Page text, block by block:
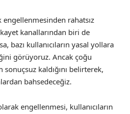
engellenmesinden rahatsız
kanallarından biri de
bazı kullanıcıların yasal yollara
görüyoruz. Ancak çoğu
kaldığını belirterek,
bahsedeceğiz.
engellenmesi, kullanıcıların